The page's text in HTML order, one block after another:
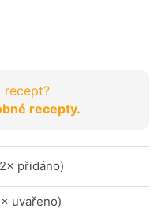
recept?
recepty.
přidáno)
uvařeno)